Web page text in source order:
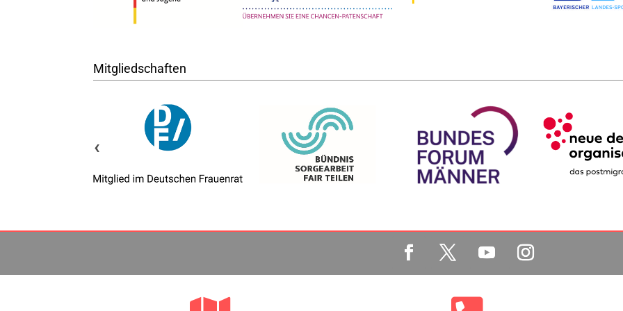
Mitgliedschaften
‹